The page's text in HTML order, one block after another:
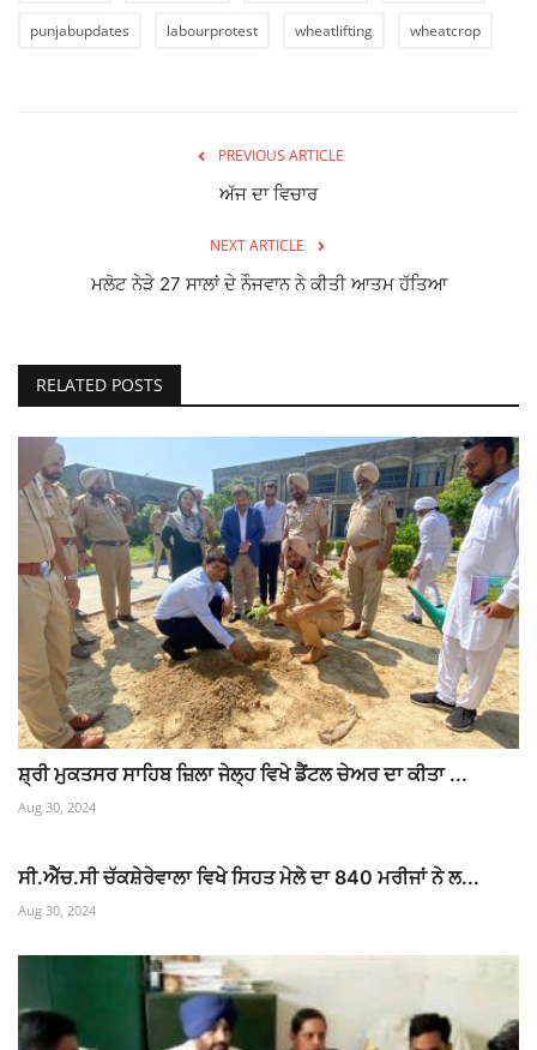
punjabupdates labourprotest wheatlifting wheatcrop
PREVIOUS ARTICLE
ਅੱਜ ਦਾ ਵਿਚਾਰ
NEXT ARTICLE
ਮਲੋਟ ਨੇੜੇ 27 ਸਾਲਾਂ ਦੇ ਨੌਜਵਾਨ ਨੇ ਕੀਤੀ ਆਤਮ ਹੱਤਿਆ
RELATED POSTS
ਸ਼੍ਰੀ ਮੁਕਤਸਰ ਸਾਹਿਬ ਜ਼ਿਲਾ ਜੇਲ੍ਹ ਵਿਖੇ ਡੈਂਟਲ ਚੇਅਰ ਦਾ ਕੀਤਾ ...
Aug 30, 2024
ਸੀ.ਐੱਚ.ਸੀ ਚੱਕਸ਼ੇਰੇਵਾਲਾ ਵਿਖੇ ਸਿਹਤ ਮੇਲੇ ਦਾ 840 ਮਰੀਜਾਂ ਨੇ ਲ...
Aug 30, 2024